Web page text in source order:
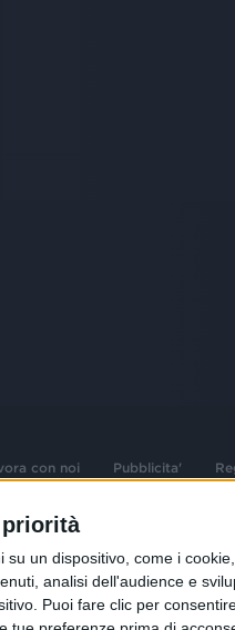
priorità
un dispositivo, come i
analisi dell'audience e
Puoi fare clic per
con noi Pubblicita'
opere dell'ingegno
diritti d'autore e dei diritti
- C.F. e n° iscrizione